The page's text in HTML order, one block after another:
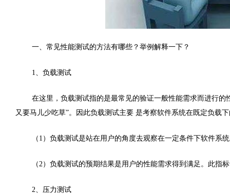
一、常见性能测试的方法有哪些？举例解释一下？
1、负载测试
在这里，负载测试指的是最常见的验证一般性能需求而进行
又要马儿少吃草”。因此负载测试主要 是考察软件系统在既定负载
（1）负载测试是站在用户的角度去观察在一定条件下软件系
（2）负载测试的预期结果是用户的性能需求得到满足。此
2、压力测试